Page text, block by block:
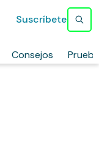
Consejos
Suscríbete